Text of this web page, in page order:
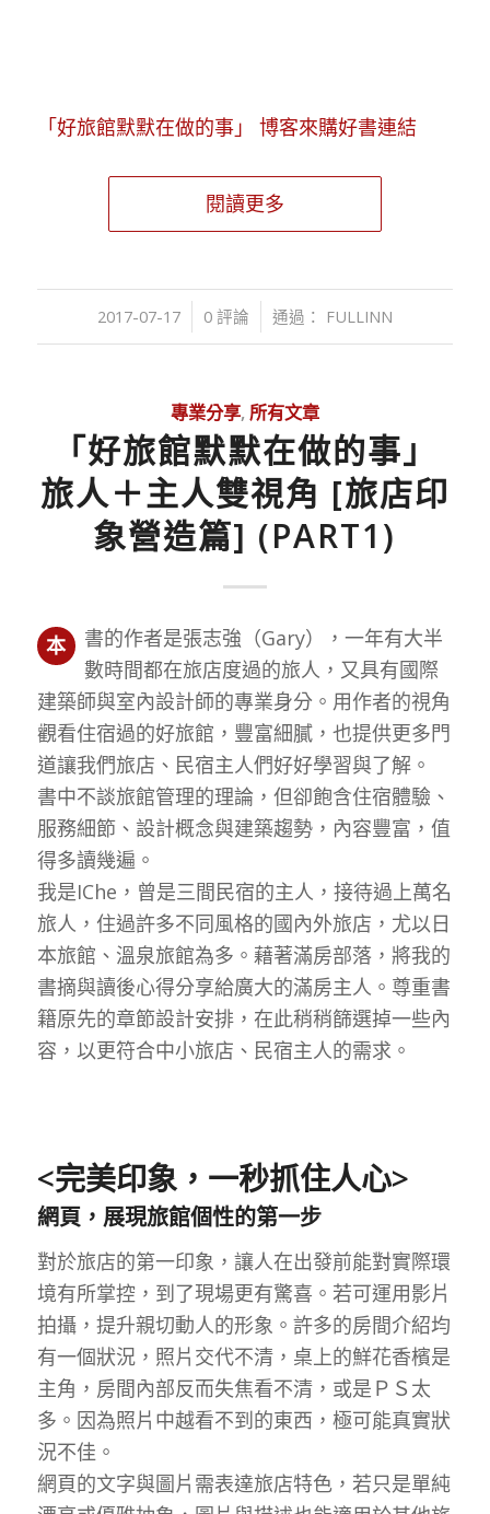
「好旅館默默在做的事」 博客來購好書連結
閱讀更多
2017-07-17
/ 0 評論 通過： FULLINN
專業分享, 所有文章
「好旅館默默在做的事」
旅人＋主人雙視角 [旅店印
象營造篇] (PART1)
本
書的作者是張志強（Gary），一年有大半
數時間都在旅店度過的旅人，又具有國際
建築師與室內設計師的專業身分。用作者的視角
觀看住宿過的好旅館，豐富細膩，也提供更多門
道讓我們旅店、民宿主人們好好學習與了解。
書中不談旅館管理的理論，但卻飽含住宿體驗、
服務細節、設計概念與建築趨勢，內容豐富，值
得多讀幾遍。
我是IChe，曾是三間民宿的主人，接待過上萬名
旅人，住過許多不同風格的國內外旅店，尤以日
本旅館、溫泉旅館為多。藉著滿房部落，將我的
書摘與讀後心得分享給廣大的滿房主人。尊重書
籍原先的章節設計安排，在此稍稍篩選掉一些內
容，以更符合中小旅店、民宿主人的需求。
<完美印象，一秒抓住人心>
網頁，展現旅館個性的第一步
對於旅店的第一印象，讓人在出發前能對實際環
境有所掌控，到了現場更有驚喜。若可運用影片
拍攝，提升親切動人的形象。許多的房間介紹均
有一個狀況，照片交代不清，桌上的鮮花香檳是
主角，房間內部反而失焦看不清，或是ＰＳ太
多。因為照片中越看不到的東西，極可能真實狀
況不佳。
網頁的文字與圖片需表達旅店特色，若只是單純